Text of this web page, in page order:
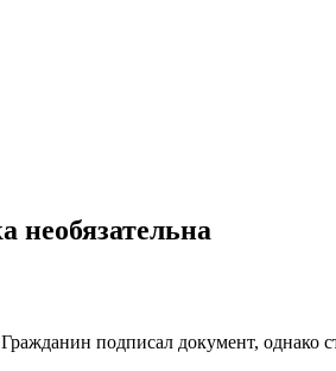
подписал документ, однако